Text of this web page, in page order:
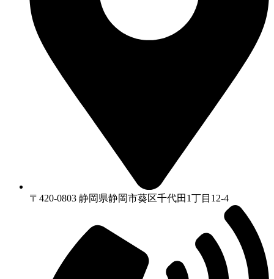
〒420-0803 静岡県静岡市葵区千代⽥1丁⽬12-4